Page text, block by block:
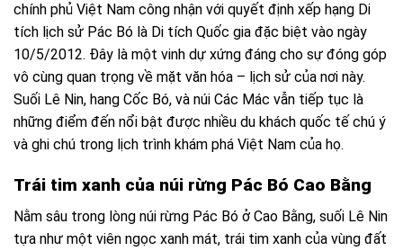
chính phủ Việt Nam công nhận với quyết định xếp hạng Di
tích lịch sử Pác Bó là Di tích Quốc gia đặc biệt vào ngày
10/5/2012. Đây là một vinh dự xứng đáng cho sự đóng góp
vô cùng quan trọng về mặt văn hóa – lịch sử của nơi này.
Suối Lê Nin, hang Cốc Bó, và núi Các Mác vẫn tiếp tục là
những điểm đến nổi bật được nhiều du khách quốc tế chú ý
và ghi chú trong lịch trình khám phá Việt Nam của họ.
Trái tim xanh của núi rừng Pác Bó Cao Bằng
Nằm sâu trong lòng núi rừng Pác Bó ở Cao Bằng, suối Lê Nin
tựa như một viên ngọc xanh mát, trái tim xanh của vùng đất